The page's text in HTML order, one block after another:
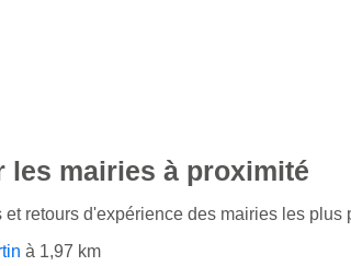
les mairies à proximité
et retours d'expérience des mairies les
à 1,97 km